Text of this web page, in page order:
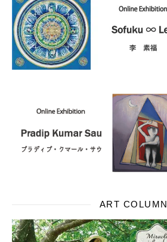
ART COLUMN